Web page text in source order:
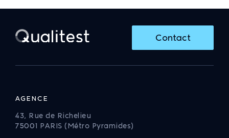
Contact
AGENCE
43, Rue de Richelieu
75001 PARIS (Métro Pyramides)